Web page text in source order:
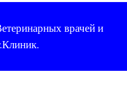
врачей и
.